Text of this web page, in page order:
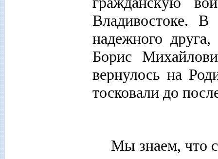
Владивостоке.
надежного
Борис
вернулось на
тосковали до
Мы знаем, что